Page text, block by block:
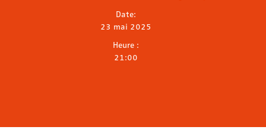
Date:
23 mai 2025
Heure :
21:00